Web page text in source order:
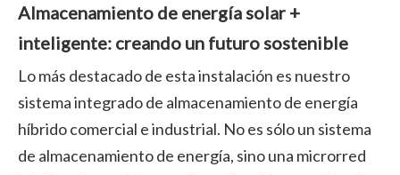
Almacenamiento de energía solar +
inteligente: creando un futuro sostenible
Lo más destacado de esta instalación es nuestro
sistema integrado de almacenamiento de energía
híbrido comercial e industrial. No es sólo un sistema
de almacenamiento de energía, sino una microrred